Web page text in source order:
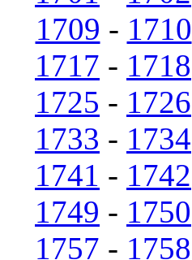
1709 - 1710
1717 - 1718
1725 - 1726
1733 - 1734
1741 - 1742
1749 - 1750
1757 - 1758